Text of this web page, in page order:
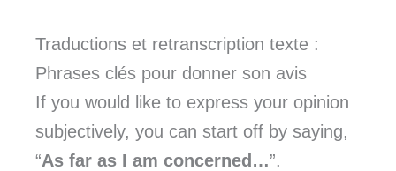
Traductions et retranscription texte :
Phrases clés pour donner son avis
If you would like to express your opinion
subjectively, you can start off by saying,
“As far as I am concerned…”.